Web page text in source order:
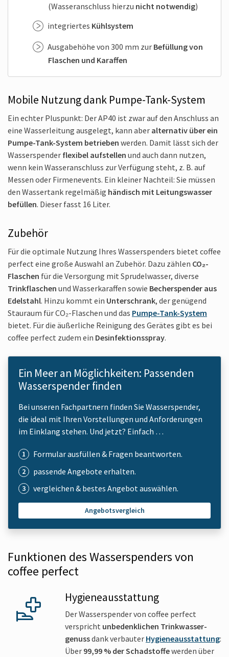
(Wasseranschluss hierzu nicht notwendig)
integriertes Kühlsystem
Ausgabehöhe von 300 mm zur Befüllung von
Flaschen und Karaffen
Mobile Nutzung dank Pumpe-Tank-System
Ein echter Pluspunkt: Der AP40 ist zwar auf den Anschluss an
eine Wasserleitung ausgelegt, kann aber alternativ über ein
Pumpe-Tank-System betrieben werden. Damit lässt sich der
Wasserspender flexibel aufstellen und auch dann nutzen,
wenn kein Wasseranschluss zur Verfügung steht, z. B. auf
Messen oder Firmenevents. Ein kleiner Nachteil: Sie müssen
den Wassertank regelmäßig händisch mit Leitungswasser
befüllen. Dieser fasst 16 Liter.
Zubehör
Für die optimale Nutzung Ihres Wasserspenders bietet coffee
perfect eine große Auswahl an Zubehör. Dazu zählen CO₂-
Flaschen für die Versorgung mit Sprudelwasser, diverse
Trinkflaschen und Wasserkaraffen sowie Becherspender aus
Edelstahl. Hinzu kommt ein Unterschrank, der genügend
Stauraum für CO₂-Flaschen und das Pumpe-Tank-System
bietet. Für die äußerliche Reinigung des Gerätes gibt es bei
coffee perfect zudem ein Desinfektions­spray.
Ein Meer an Möglichkeiten: Passenden
Wasserspender finden
Bei unseren Fachpartnern finden Sie Wasserspender,
die ideal mit Ihren Vorstellungen und Anforderungen
im Einklang stehen. Und jetzt? Einfach …
Formular ausfüllen & Fragen beantworten.
passende Angebote erhalten.
vergleichen & bestes Angebot auswählen.
Angebotsvergleich
Funktionen des Wasserspenders von
coffee perfect
Hygieneausstattung
Der Wasserspender von coffee perfect
verspricht unbedenklichen Trinkwasser­
genussdank verbauter Hygieneausstattung:
Über 99,99 % der Schadstoffewerden über